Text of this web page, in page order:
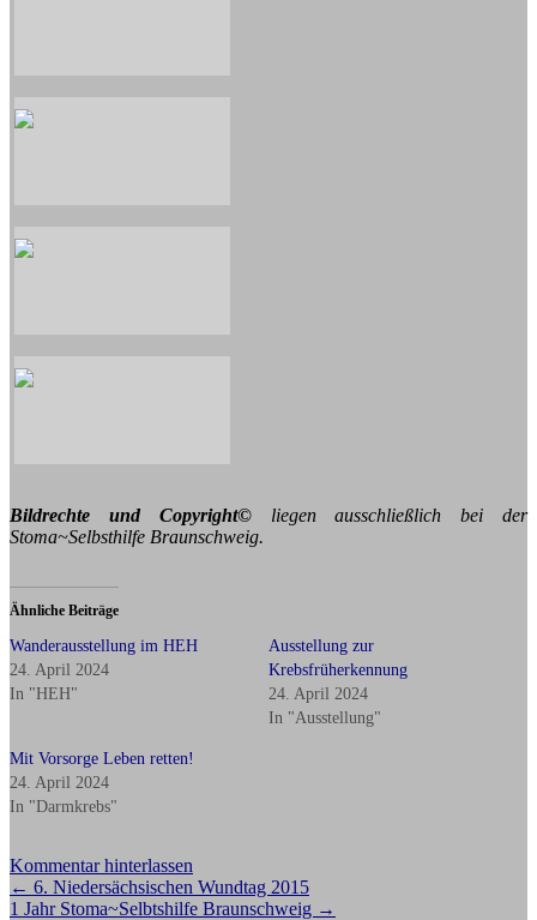
Bildrechte und Copyright©liegen ausschließlich bei der
Stoma~Selbsthilfe Braunschweig.
Ähnliche Beiträge
Wanderausstellung im HEH
24. April 2024
In "HEH"
Ausstellung zur
Krebsfrüherkennung
24. April 2024
In "Ausstellung"
Mit Vorsorge Leben retten!
24. April 2024
In "Darmkrebs"
Kommentar hinterlassen
Beitragsnavigation
← 6. Niedersächsischen Wundtag 2015
1 Jahr Stoma~Selbtshilfe Braunschweig →